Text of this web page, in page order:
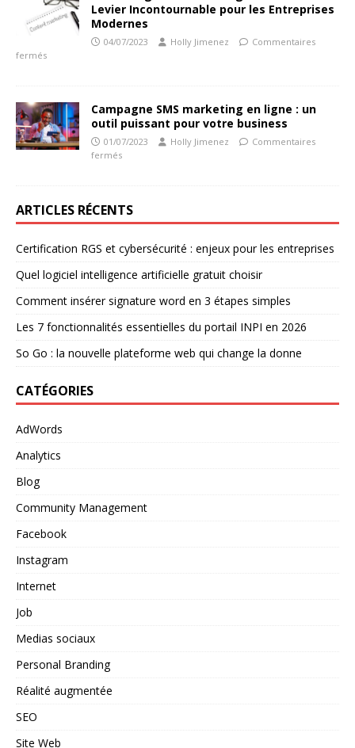
Levier Incontournable pour les Entreprises
Modernes
04/07/2023 Holly Jimenez
Commentaires
fermés
Campagne SMS marketing en ligne : un
outil puissant pour votre business
01/07/2023 Holly Jimenez
Commentaires
fermés
ARTICLES RÉCENTS
Certification RGS et cybersécurité : enjeux pour les entreprises
Quel logiciel intelligence artificielle gratuit choisir
Comment insérer signature word en 3 étapes simples
Les 7 fonctionnalités essentielles du portail INPI en 2026
So Go : la nouvelle plateforme web qui change la donne
CATÉGORIES
AdWords
Analytics
Blog
Community Management
Facebook
Instagram
Internet
Job
Medias sociaux
Personal Branding
Réalité augmentée
SEO
Site Web